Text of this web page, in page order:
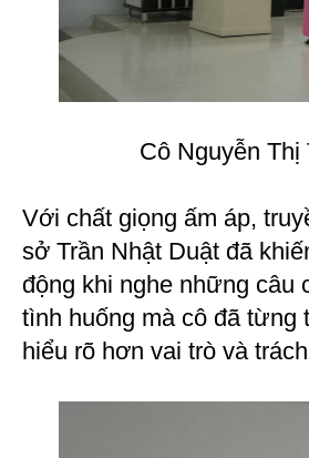
Cô Nguyễn
Với chất giọng ấm áp,
sở Trần Nhật Duật đã
động khi nghe những câu
tình huống mà cô đã từng
hiểu rõ hơn vai trò và